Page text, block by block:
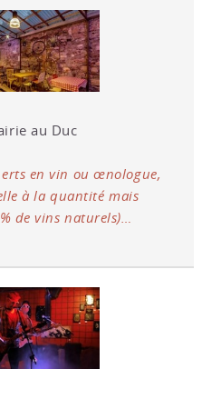
au Duc
en vin ou œnologue,
à la quantité mais
de vins naturels)…